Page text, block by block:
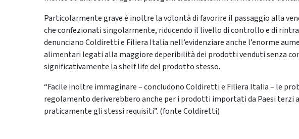
Particolarmente grave è inoltre la volontà di favorire il passaggio alla
che confezionati singolarmente, riducendo il livello di controllo e di
denunciano Coldiretti e Filiera Italia nell’evidenziare anche l’enorme
alimentari legati alla maggiore deperibilità dei prodotti venduti senza
significativamente la shelf life del prodotto stesso.
“Facile inoltre immaginare – concludono Coldiretti e Filiera Italia – le
regolamento deriverebbero anche per i prodotti importati da Paesi
praticamente gli stessi requisiti”. (fonte Coldiretti)